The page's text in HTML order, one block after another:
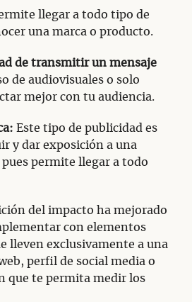
llegar a todo tipo de
una marca o producto.
de transmitir un mensaje
de audiovisuales o solo
mejor con tu audiencia.
Este tipo de publicidad es
y dar exposición a una
permite llegar a todo
del impacto ha mejorado
con elementos
lleven exclusivamente a una
perfil de social media o
que te permita medir los